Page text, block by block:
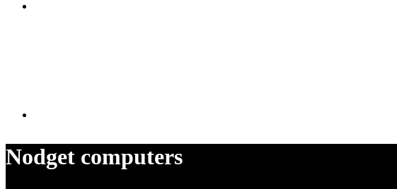
Nodget computers